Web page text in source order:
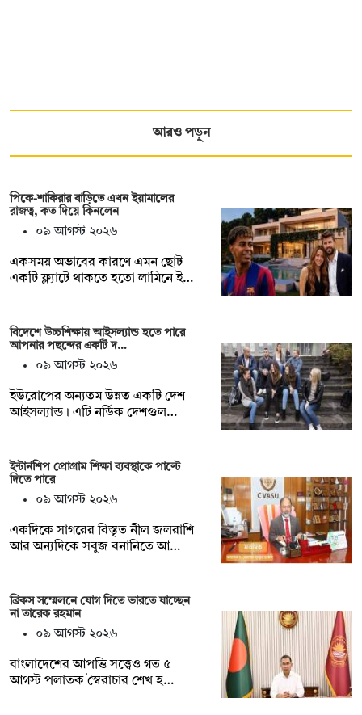
আরও পড়ুন
পিকে-শাকিরার বাড়িতে এখন ইয়ামালের
রাজত্ব, কত দিয়ে কিনলেন
০৯ আগস্ট ২০২৬
একসময় অভাবের কারণে এমন ছোট
একটি ফ্ল্যাটে থাকতে হতো লামিনে ই…
বিদেশে উচ্চশিক্ষায় আইসল্যান্ড হতে পারে
আপনার পছন্দের একটি দ…
০৯ আগস্ট ২০২৬
ইউরোপের অন্যতম উন্নত একটি দেশ
আইসল্যান্ড। এটি নর্ডিক দেশগুল…
ইন্টার্নশিপ প্রোগ্রাম শিক্ষা ব্যবস্থাকে পাল্টে
দিতে পারে
০৯ আগস্ট ২০২৬
একদিকে সাগরের বিস্তৃত নীল জলরাশি
আর অন্যদিকে সবুজ বনানিতে আ…
ব্রিকস সম্মেলনে যোগ দিতে ভারতে যাচ্ছেন
না তারেক রহমান
০৯ আগস্ট ২০২৬
বাংলাদেশের আপত্তি সত্ত্বেও গত ৫
আগস্ট পলাতক স্বৈরাচার শেখ হ…